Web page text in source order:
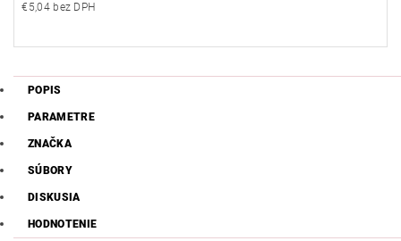
€5,04 bez DPH
POPIS
PARAMETRE
ZNAČKA
SÚBORY
DISKUSIA
HODNOTENIE